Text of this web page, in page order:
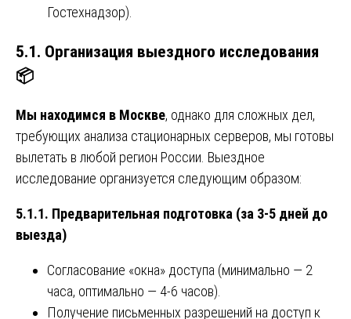
Гостехнадзор).
5.1. Организация выездного исследования
📦
Мы находимся в Москве, однако для сложных дел,
требующих анализа стационарных серверов, мы готовы
вылетать в любой регион России. Выездное
исследование организуется следующим образом:
5.1.1. Предварительная подготовка (за 3-5 дней до
выезда)
Согласование «окна» доступа (минимально — 2
часа, оптимально — 4-6 часов).
Получение письменных разрешений на доступ к